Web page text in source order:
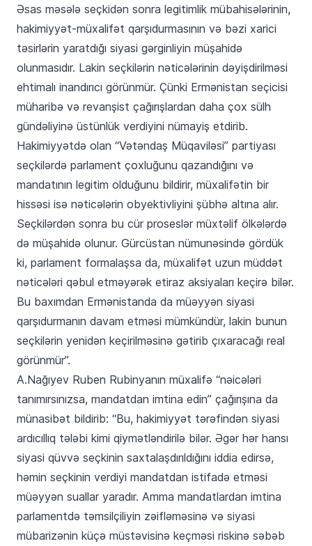
Əsas məsələ seçkidən sonra legitimlik mübahisələrinin,
hakimiyyət-müxalifət qarşıdurmasının və bəzi xarici
təsirlərin yaratdığı siyasi gərginliyin müşahidə
olunmasıdır. Lakin seçkilərin nəticələrinin dəyişdirilməsi
ehtimalı inandırıcı görünmür. Çünki Ermənistan seçicisi
müharibə və revanşist çağırışlardan daha çox sülh
gündəliyinə üstünlük verdiyini nümayiş etdirib.
Hakimiyyətdə olan “Vətəndaş Müqaviləsi” partiyası
seçkilərdə parlament çoxluğunu qazandığını və
mandatının legitim olduğunu bildirir, müxalifətin bir
hissəsi isə nəticələrin obyektivliyini şübhə altına alır.
Seçkilərdən sonra bu cür proseslər müxtəlif ölkələrdə
də müşahidə olunur. Gürcüstan nümunəsində gördük
ki, parlament formalaşsa da, müxalifət uzun müddət
nəticələri qəbul etməyərək etiraz aksiyaları keçirə bilər.
Bu baxımdan Ermənistanda da müəyyən siyasi
qarşıdurmanın davam etməsi mümkündür, lakin bunun
seçkilərin yenidən keçirilməsinə gətirib çıxaracağı real
görünmür”.
A.Nağıyev Ruben Rubinyanın müxalifə “nəicələri
tanımırsınızsa, mandatdan imtina edin” çağırışına da
münasibət bildirib: “Bu, hakimiyyət tərəfindən siyasi
ardıcıllıq tələbi kimi qiymətləndirilə bilər. Əgər hər hansı
siyasi qüvvə seçkinin saxtalaşdırıldığını iddia edirsə,
həmin seçkinin verdiyi mandatdan istifadə etməsi
müəyyən suallar yaradır. Amma mandatlardan imtina
parlamentdə təmsilçiliyin zəifləməsinə və siyasi
mübarizənin küçə müstəvisinə keçməsi riskinə səbəb